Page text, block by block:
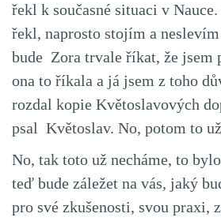
řekl k současné situaci v
řekl, naprosto stojím a
bude Zora trvale říkat, že jsem
ona to říkala a já jsem z toho
rozdal kopie Květoslavových
psal Květoslav. No, potom to
No, tak toto už necháme, to
teď bude záležet na vás, jaký
pro své zkušenosti, svou praxi,